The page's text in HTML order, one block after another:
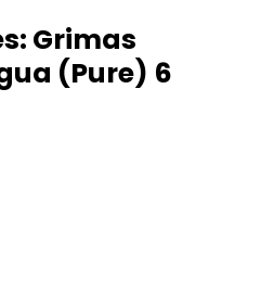
Grimas
(Pure) 6